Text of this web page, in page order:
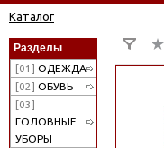
Каталог
Разделы
[01] ОДЕЖДА
[02] ОБУВЬ
[03]
ГОЛОВНЫЕ
УБОРЫ